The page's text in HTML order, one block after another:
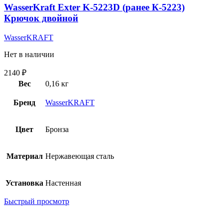
WasserKraft Exter K-5223D (ранее К-5223)
Крючок двойной
WasserKRAFT
Нет в наличии
2140 ₽
Вес
0,16 кг
Бренд WasserKRAFT
Цвет Бронза
Материал Нержавеющая сталь
Установка Настенная
Быстрый просмотр